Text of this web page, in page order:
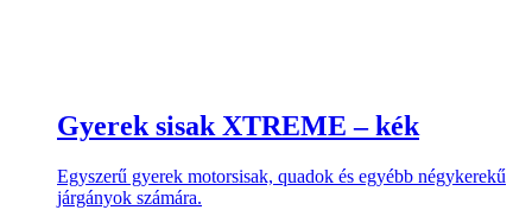
Gyerek sisak XTREME – kék
Egyszerű gyerek motorsisak, quadok és egyébb négykerekű
járgányok számára.